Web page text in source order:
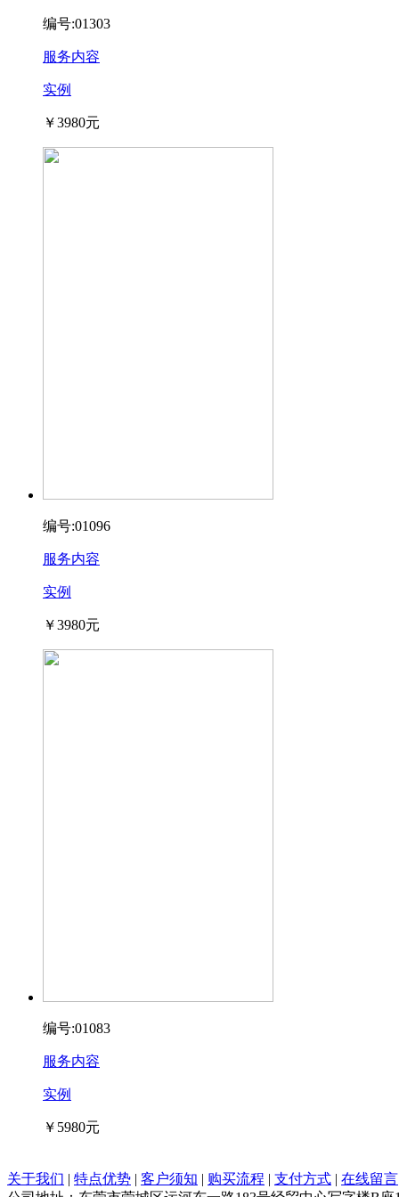
编号:01303
服务内容
实例
￥3980元
编号:01096
服务内容
实例
￥3980元
编号:01083
服务内容
实例
￥5980元
关于我们 | 特点优势 | 客户须知 | 购买流程 | 支付方式 | 在线留言